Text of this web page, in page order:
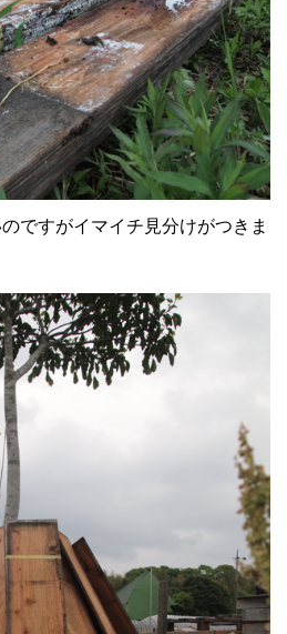
ですがイマイチ見分けがつきま